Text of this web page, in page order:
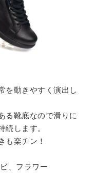
を動きやすく演出し
る靴底なので滑りに
続します。
も楽チン！
、フラワー